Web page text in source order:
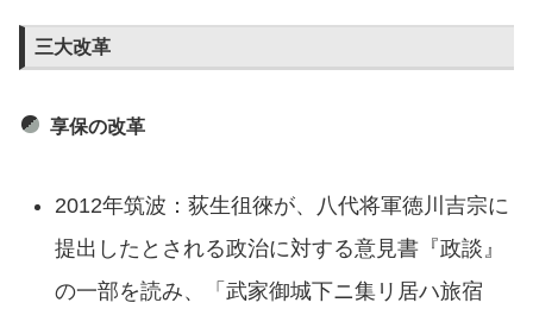
三大改革
享保の改革
2012年筑波：荻生徂徠が、八代将軍徳川吉宗に
提出したとされる政治に対する意見書『政談』
の一部を読み、「武家御城下ニ集リ居ハ旅宿